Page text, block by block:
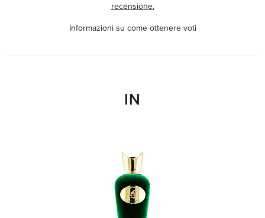
recensione.
Informazioni su come ottenere voti
IN